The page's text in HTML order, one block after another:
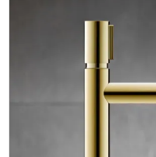
Тримач туалетного